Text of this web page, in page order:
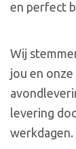
en perfect
Wij
jou en
levering
werkdagen.